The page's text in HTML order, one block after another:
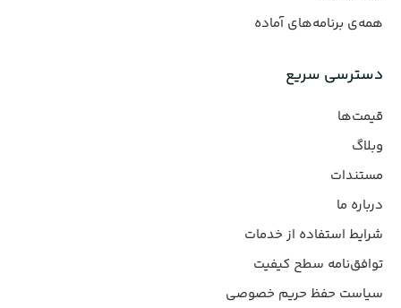
همه‌ی برنامه‌های آماده
دسترسی سریع
قیمت‌ها
وبلاگ
مستندات
درباره ما
شرایط استفاده از خدمات
توافق‌نامه سطح کیفیت
سیاست حفظ حریم خصوصی